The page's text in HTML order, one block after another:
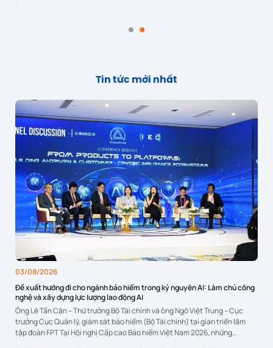
Tin tức mới nhất
03/08/2026
Đề xuất hướng đi cho ngành bảo hiểm trong kỷ nguyên AI: Làm chủ công
nghệ và xây dựng lực lượng lao động AI
Ông Lê Tấn Cận – Thứ trưởng Bộ Tài chính và ông Ngô Việt Trung – Cục
trưởng Cục Quản lý, giám sát bảo hiểm (Bộ Tài chính) tại gian triển lãm
tập đoàn FPT Tại Hội nghị Cấp cao Bảo hiểm Việt Nam 2026, những